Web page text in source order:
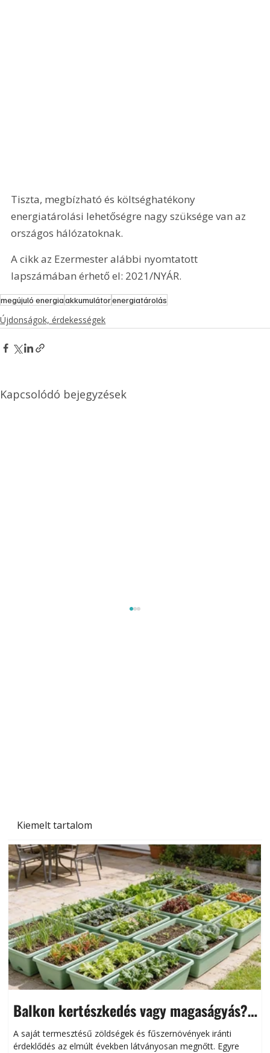
Kiemelt tartalom
Balkon kertészkedés vagy magaságyás?
Helytakarékos kertészkedés
A saját termesztésű zöldségek és fűszernövények iránti
érdeklődés az elmúlt években látványosan megnőtt. Egyre
Tiszta, megbízható és költséghatékony
energiatárolási lehetőségre nagy szüksége van az
országos hálózatoknak.
A cikk az Ezermester alábbi nyomtatott
lapszámában érhető el: 2021/NYÁR.
megújuló energiaakkumulátorenergiatárolás
Újdonságok, érdekességek
Kapcsolódó bejegyzések